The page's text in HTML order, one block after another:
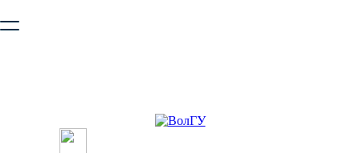
безопасную работу с сайтом. Пожалуйста